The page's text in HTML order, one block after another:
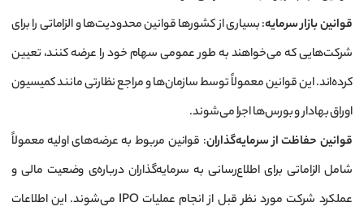
قوانین بازار سرمایه: بسیاری از کشورها قوانین محدودیت‌ها و الزاماتی را برای
شرکت‌هایی که می‌خواهند به طور عمومی سهام خود را عرضه کنند، تعیین
کرده‌اند. این قوانین معمولاً توسط سازمان‌ها و مراجع نظارتی مانند کمیسیون
اوراق بهادار و بورس‌ها اجرا می‌شوند.
قوانین حفاظت از سرمایه‌گذاران: قوانین مربوط به عرضه‌های اولیه معمولاً
شامل الزاماتی برای اطلاع‌رسانی به سرمایه‌گذاران درباره‌ی وضعیت مالی و
عملکرد شرکت مورد نظر قبل از انجام عملیات IPO می‌شوند. این اطلاعات